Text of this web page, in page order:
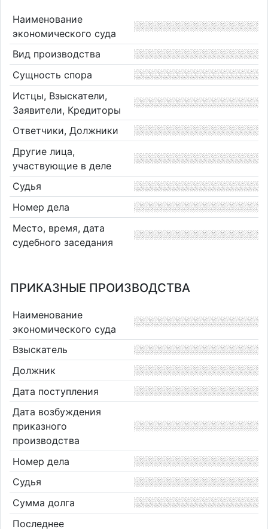
Наименование
экономического суда
Вид производства
Сущность спора
Истцы, Взыскатели,
Заявители, Кредиторы
Ответчики, Должники
Другие лица,
участвующие в деле
Судья
Номер дела
Место, время, дата
судебного заседания
ПРИКАЗНЫЕ ПРОИЗВОДСТВА
Наименование
экономического суда
Взыскатель
Должник
Дата поступления
Дата возбуждения
приказного
производства
Номер дела
Судья
Сумма долга
Последнее